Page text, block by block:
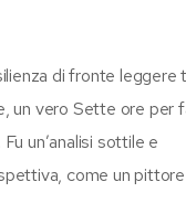
di fronte leggere
un vero Sette ore per
un’analisi sottile e
come un pittore